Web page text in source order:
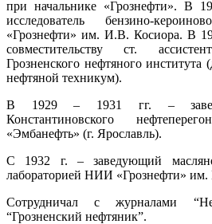
при начальнике «Грознефти». В
исследователь бензино-
«Грознефти» им. И.В. Косиора. В
совместительству ст.
Грозненского нефтяного института
нефтяной техникум).
В 1929 – 1931 гг. –
Константиновского
«Эмбанефть» (г. Ярославль).
С 1932 г. – заведующий
лабораторией НИИ «Грознефти»
Сотрудничал с журналами
“Грозненский нефтяник”.